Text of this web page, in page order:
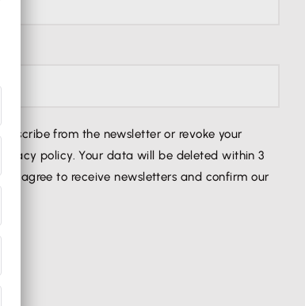
from the newsletter or revoke your
policy. Your data will be deleted within 3
agree to receive newsletters and confirm our